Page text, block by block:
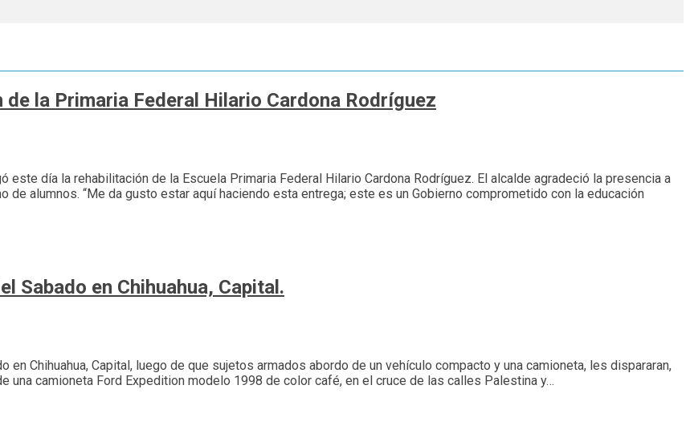
la Primaria Federal Hilario Cardona Rodríguez
este día la rehabilitación de la Escuela Primaria Federal Hilario Cardona Rodríguez. El alcalde agradeció la presencia a
alumnos. “Me da gusto estar aquí haciendo esta entrega; este es un Gobierno comprometido con la educación
Sabado en Chihuahua, Capital.
Chihuahua, Capital, luego de que sujetos armados abordo de un vehículo compacto y una camioneta, les dispararan,
una camioneta Ford Expedition modelo 1998 de color café, en el cruce de las calles Palestina y…